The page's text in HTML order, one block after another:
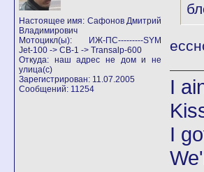
Настоящее имя: Сафонов Дмитрий
Владимирович
Мотоцикл(ы): ИЖ-ПС---------SYM
Jet-100 -> CB-1 -> Transalp-600
Откуда: наш адрес не дом и не
улица(с)
Зарегистрирован: 11.07.2005
Сообщений: 11254
I
I